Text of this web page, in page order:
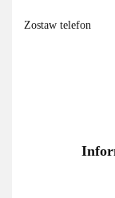
Zostaw telefon